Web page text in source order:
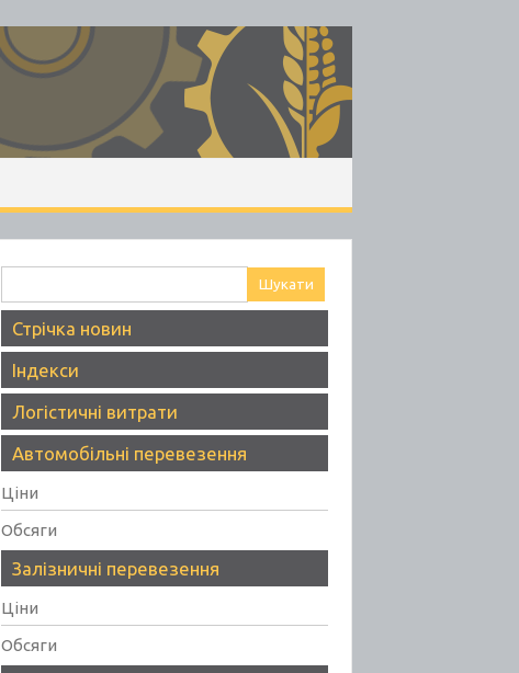
Стрічка новин
Індекси
Логістичні витрати
Автомобільні перевезення
Ціни
Обсяги
Залізничні перевезення
Ціни
Обсяги